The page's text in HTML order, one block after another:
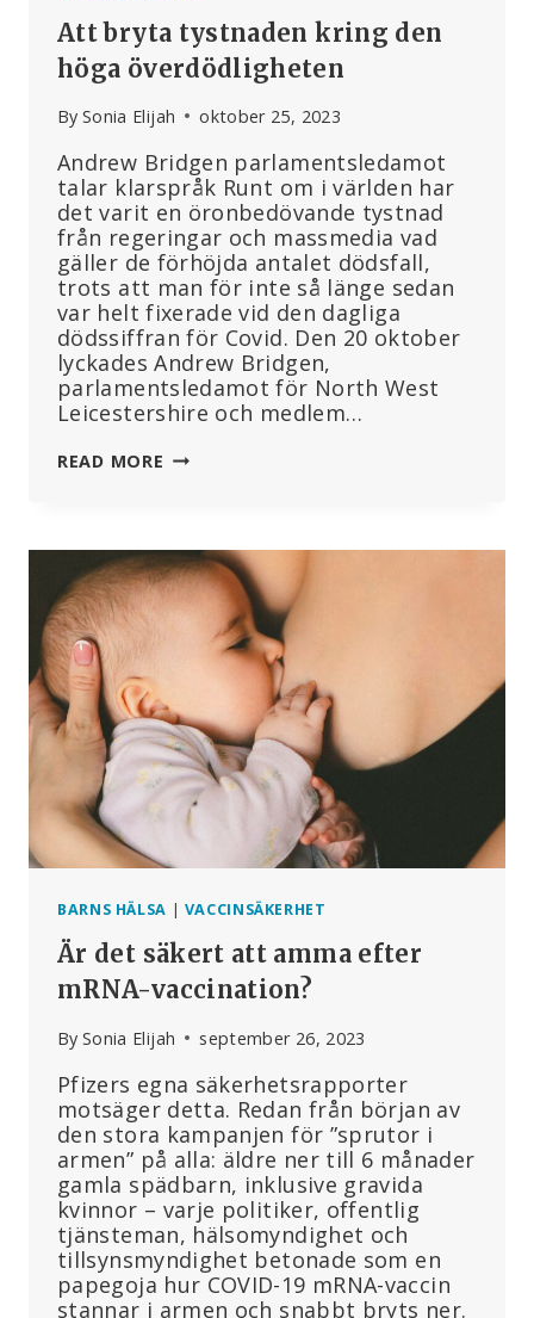
Att bryta tystnaden kring den
höga överdödligheten
By Sonia Elijah oktober 25, 2023
Andrew Bridgen parlamentsledamot
talar klarspråk Runt om i världen har
det varit en öronbedövande tystnad
från regeringar och massmedia vad
gäller de förhöjda antalet dödsfall,
trots att man för inte så länge sedan
var helt fixerade vid den dagliga
dödssiffran för Covid. Den 20 oktober
lyckades Andrew Bridgen,
parlamentsledamot för North West
Leicestershire och medlem…
READ MORE ATT
DEN
HÖGA
ÖVERDÖDLIGHETEN
BARNS HÄLSA | VACCINSÄKERHET
Är det säkert att amma efter
mRNA-vaccination?
By Sonia Elijah september 26, 2023
Pfizers egna säkerhetsrapporter
motsäger detta. Redan från början av
den stora kampanjen för ”sprutor i
armen” på alla: äldre ner till 6 månader
gamla spädbarn, inklusive gravida
kvinnor – varje politiker, offentlig
tjänsteman, hälsomyndighet och
tillsynsmyndighet betonade som en
papegoja hur COVID-19 mRNA-vaccin
stannar i armen och snabbt bryts ner.